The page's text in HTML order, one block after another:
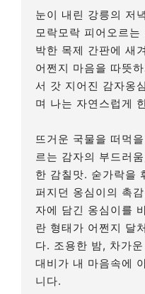
눈이 내린 강릉의 저
모락모락 피어오르
박한 목제 간판에 새
어쩐지 마음을 따뜻
서 갓 지어진 감자옹
며 나는 자연스럽게
뜨거운 국물을 떠먹
르는 감자의 부드러
한 감칠맛. 숟가락을
퍼지던 옹심이의 촉
자에 담긴 옹심이를
란 형태가 어쩐지 달
다. 조용한 밤, 차가
대비가 내 마음속에
니다.